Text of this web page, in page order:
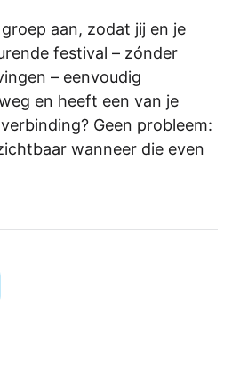
aan, zodat jij en je
festival – zónder
– eenvoudig
en heeft een van je
Geen probleem:
wanneer die even